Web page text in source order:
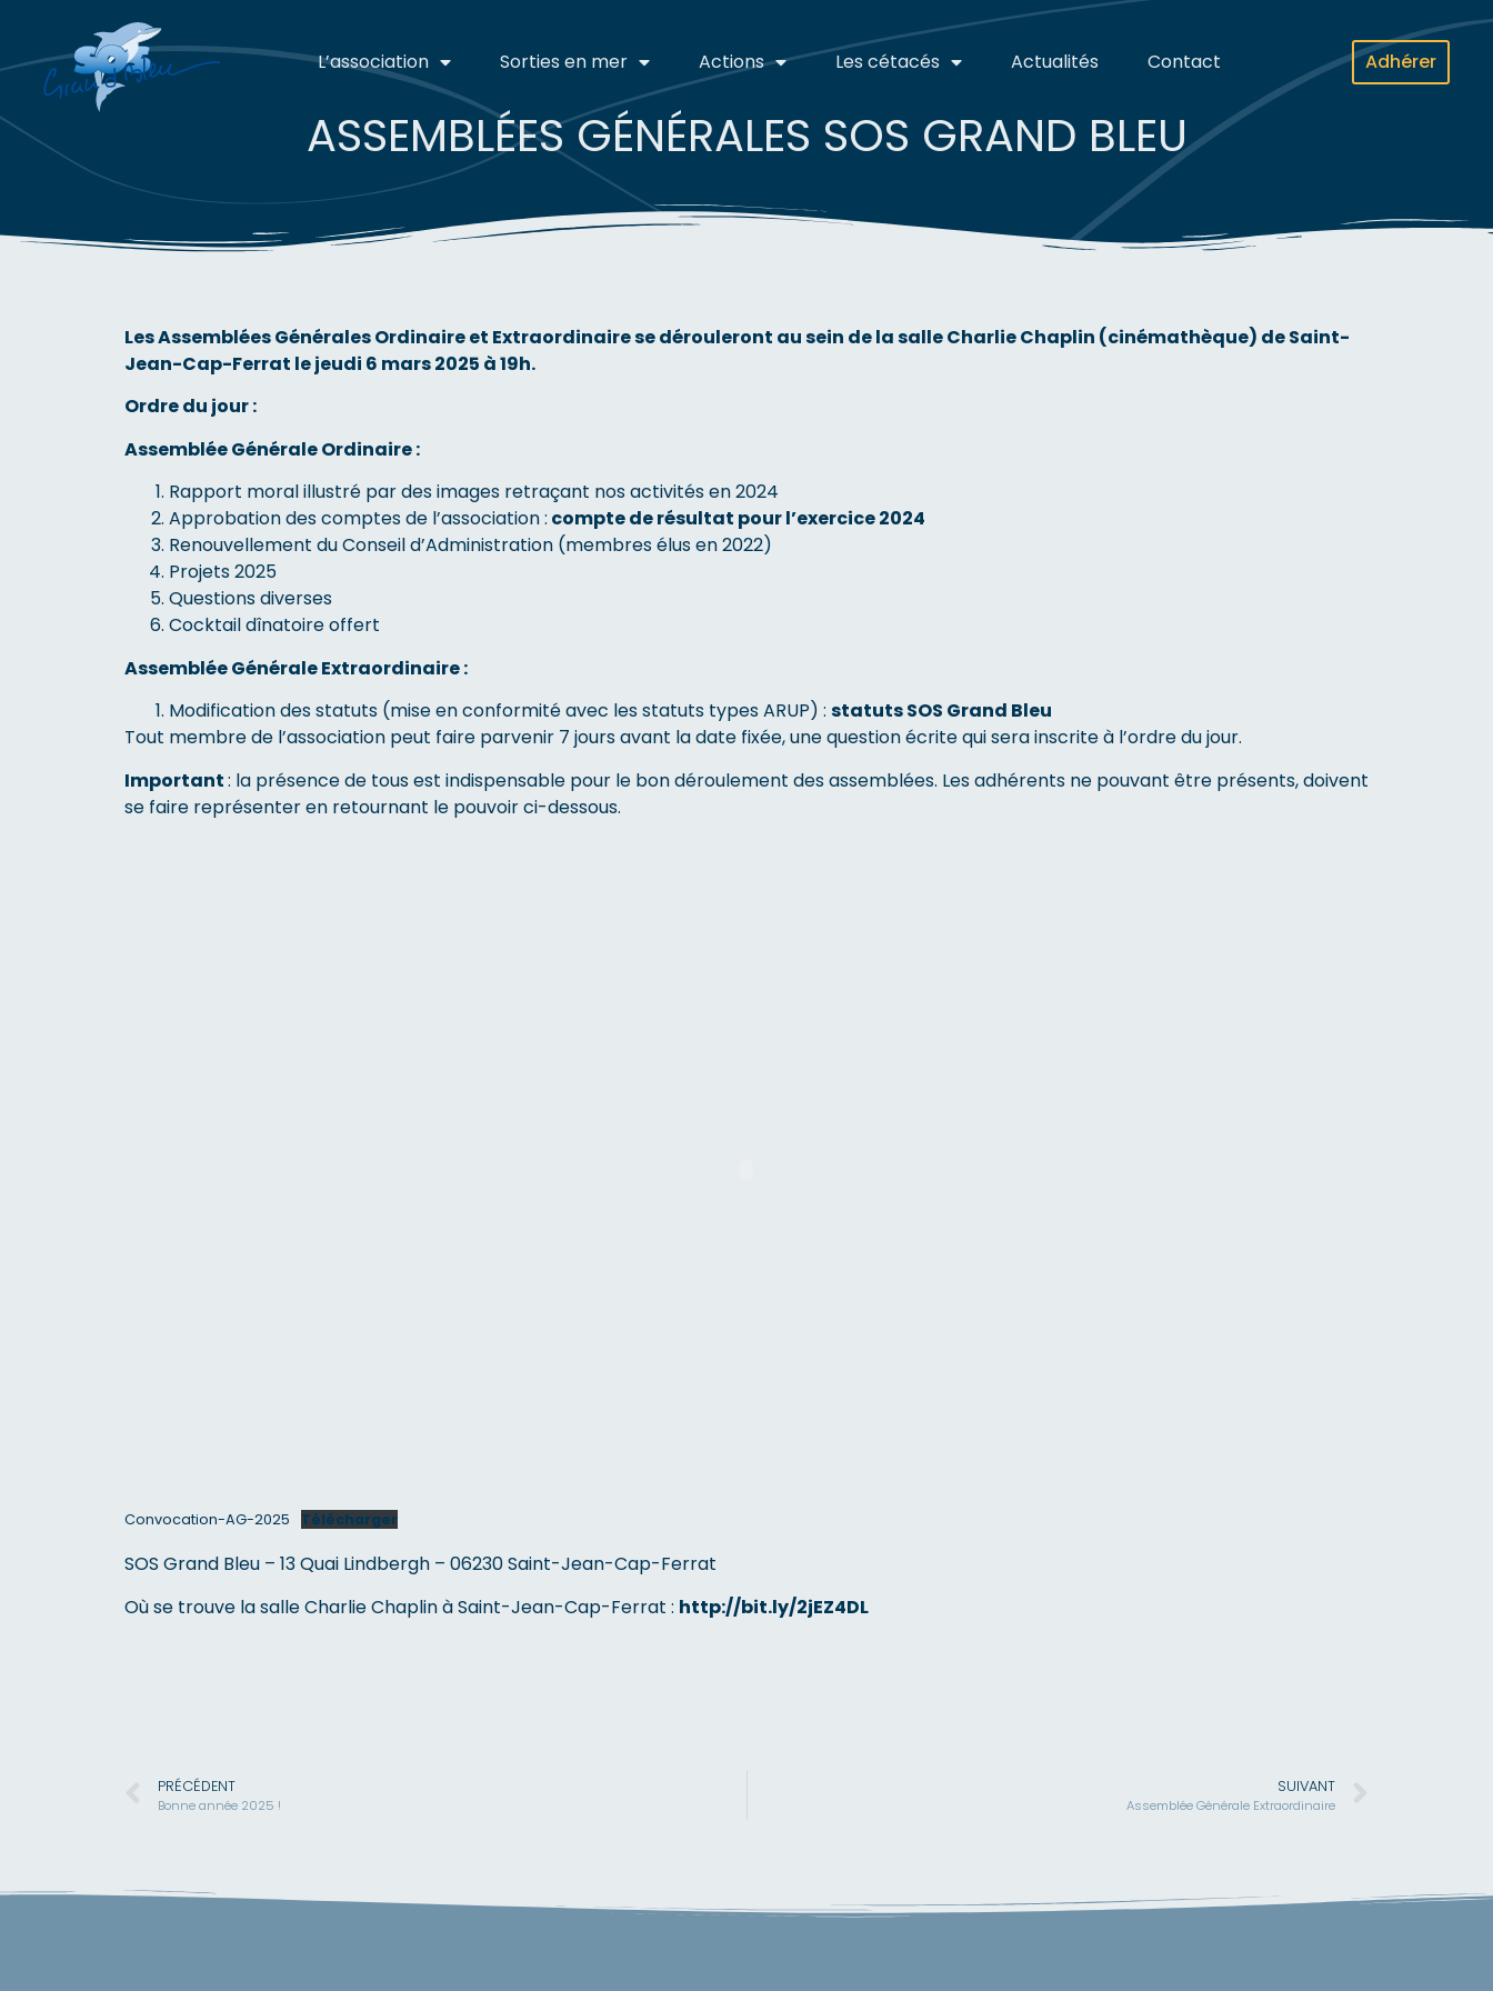
L’association Sorties en mer Actions Les cétacés Actualités Contact Adhérer
ASSEMBLÉES GÉNÉRALES SOS GRAND BLEU
Les Assemblées Générales Ordinaire et Extraordinaire se dérouleront au sein de la salle Charlie Chaplin (cinémathèque) de Saint-
Jean-Cap-Ferrat le jeudi 6 mars 2025 à 19h.
Ordre du jour :
Assemblée Générale Ordinaire :
Rapport moral illustré par des images retraçant nos activités en 2024
Approbation des comptes de l’association : compte de résultat pour l’exercice 2024
Renouvellement du Conseil d’Administration (membres élus en 2022)
Projets 2025
Questions diverses
Cocktail dînatoire offert
Assemblée Générale Extraordinaire :
Modification des statuts (mise en conformité avec les statuts types ARUP) : statuts SOS Grand Bleu
Tout membre de l’association peut faire parvenir 7 jours avant la date fixée, une question écrite qui sera inscrite à l’ordre du jour.
Important: la présence de tous est indispensable pour le bon déroulement des assemblées. Les adhérents ne pouvant être présents, doivent
se faire représenter en retournant le pouvoir ci-dessous.
Convocation-AG-2025 Télécharger
SOS Grand Bleu – 13 Quai Lindbergh – 06230 Saint-Jean-Cap-Ferrat
Où se trouve la salle Charlie Chaplin à Saint-Jean-Cap-Ferrat : http://bit.ly/2jEZ4DL
PRÉCÉDENT
Bonne année 2025 !
SUIVANT
Assemblée Générale Extraordinaire